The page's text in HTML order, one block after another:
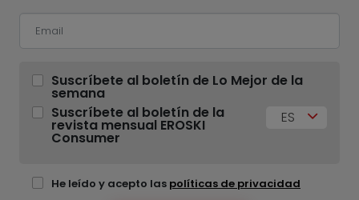
Suscríbete al boletín de Lo Mejor de la
semana
Suscríbete al boletín de la
revista mensual EROSKI
Consumer
ES
He leído y acepto las políticas de privacidad